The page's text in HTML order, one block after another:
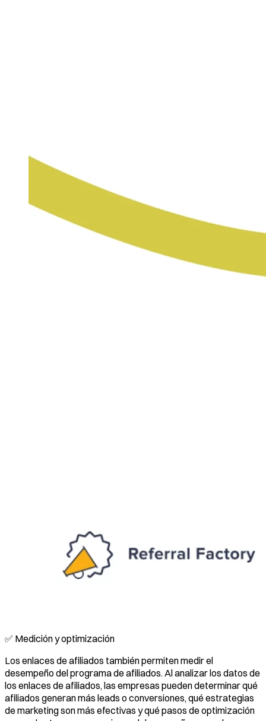
✅ Medición y optimización
Los enlaces de afiliados también permiten medir el
desempeño del programa de afiliados. Al analizar los datos de
los enlaces de afiliados, las empresas pueden determinar qué
afiliados generan más leads o conversiones, qué estrategias
de marketing son más efectivas y qué pasos de optimización